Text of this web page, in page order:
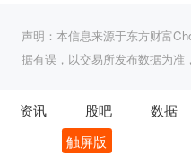
声明：本信息来源于东方财富
据有误，以交易所发布数据为准
资讯 股吧 数据
触屏版